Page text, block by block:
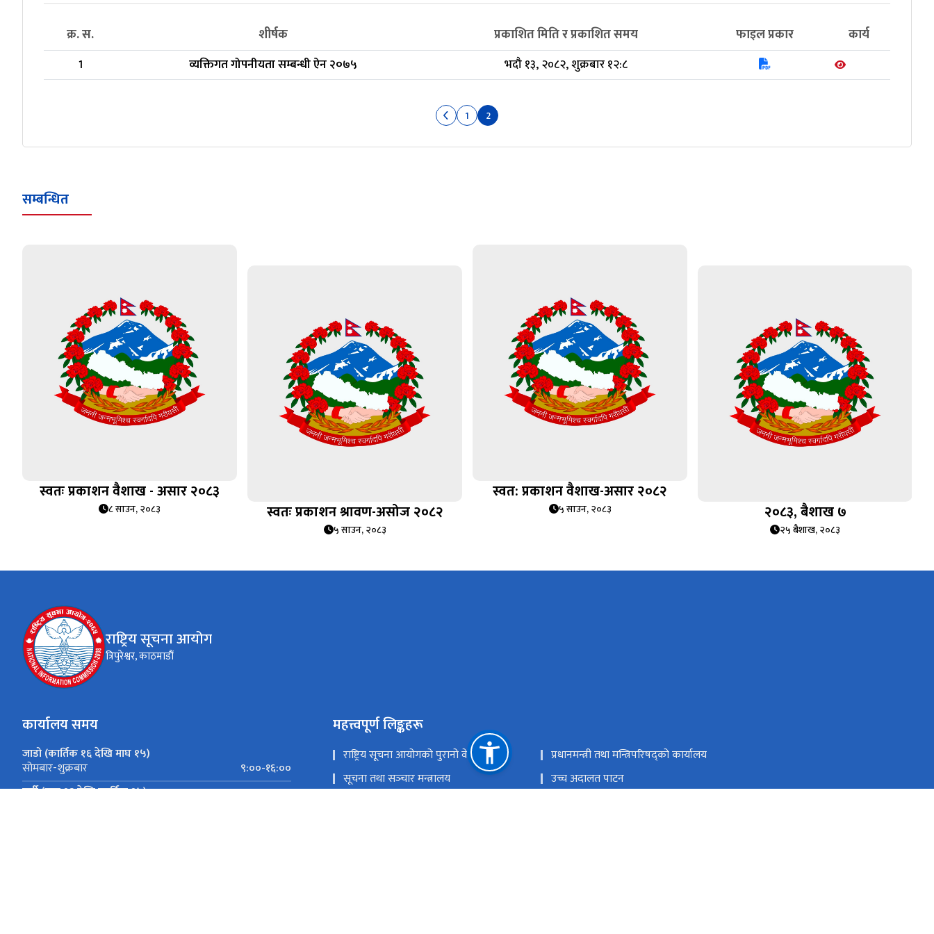
क्र. स. शीर्षक प्रकाशित मिति र प्रकाशित समय फाइल प्रकार कार्य
1 व्यक्तिगत गोपनीयता सम्बन्धी ऐन २०७५ भदौ १३, २०८२, शुक्रबार १२:८
1 2
सम्बन्धित
स्वतः प्रकाशन वैशाख - असार २०८३
८ साउन, २०८३ स्वतः प्रकाशन श्रावण-असोज २०८२
५ साउन, २०८३
स्वत: प्रकाशन वैशाख-असार २०८२
५ साउन, २०८३ २०८३, बैशाख ७
२५ बैशाख, २०८३
राष्ट्रिय सूचना आयोग
त्रिपुरेश्वर, काठमाडौं
कार्यालय समय
जाडो (कार्तिक १६ देखि माघ १५)
सोमबार-शुक्रबार
९:००-१६:००
गर्मी (माघ १६ देखि कार्तिक १५)
महत्त्वपूर्ण लिङ्कहरू
राष्ट्रिय सूचना आयोगको पुरानो वेवसाइट
प्रधानमन्त्री तथा मन्त्रिपरिषद्को कार्यालय
सूचना तथा सञ्‍चार मन्त्रालय
उच्च अदालत पाटन